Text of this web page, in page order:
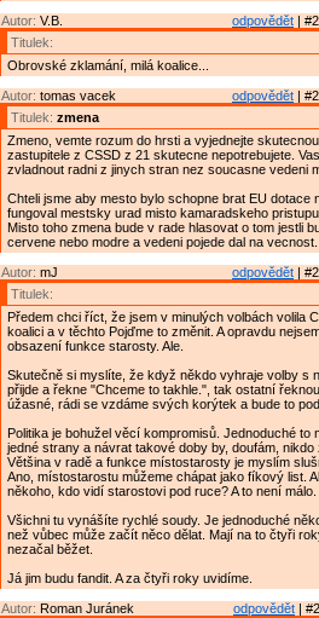
odpovědět |
Autor: V.B.
Titulek:
Obrovské zklamání, milá koalice...
odpovědět |
Autor: tomas vacek
Titulek: zmena
Zmeno, vemte rozum do hrsti a vyjednejte
zastupitele z CSSD z 21 skutecne nepotrebujete.
zvladnout radni z jinych stran nez soucasne vedeni
Chteli jsme aby mesto bylo schopne brat EU dotace
fungoval mestsky urad misto kamaradskeho
Misto toho zmena bude v rade hlasovat o tom jestli
cervene nebo modre a vedeni pojede dal na vecnost.
odpovědět |
Autor: mJ
Titulek:
Předem chci říct, že jsem v minulých volbách volila
koalici a v těchto Pojďme to změnit. A opravdu
obsazení funkce starosty. Ale.
Skutečně si myslíte, že když někdo vyhraje volby s
přijde a řekne "Chceme to takhle.", tak ostatní
úžasné, rádi se vzdáme svých korýtek a bude to
Politika je bohužel věcí kompromisů. Jednoduché to
jedné strany a návrat takové doby by, doufám, nikdo
Většina v radě a funkce místostarosty je myslím
Ano, místostarostu můžeme chápat jako fíkový list.
někoho, kdo vidí starostovi pod ruce? A to není málo.
Všichni tu vynášíte rychlé soudy. Je jednoduché
než vůbec může začít něco dělat. Mají na to čtyři
nezačal běžet.
Já jim budu fandit. A za čtyři roky uvidíme.
odpovědět |
Autor: Roman Juránek